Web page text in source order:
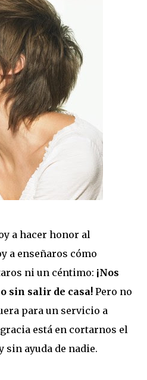
a hacer honor al
a enseñaros cómo
ni un céntimo: ¡Nos
sin salir de casa! Pero no
para un servicio a
está en cortarnos el
sin ayuda de nadie.